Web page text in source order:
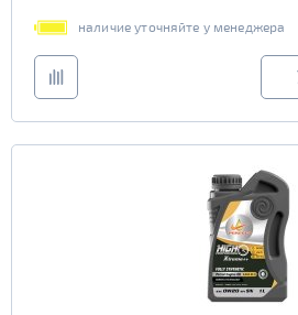
наличие уточняйте у менеджера